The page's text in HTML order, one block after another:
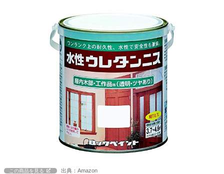
この商品を見る 出典：Amazon